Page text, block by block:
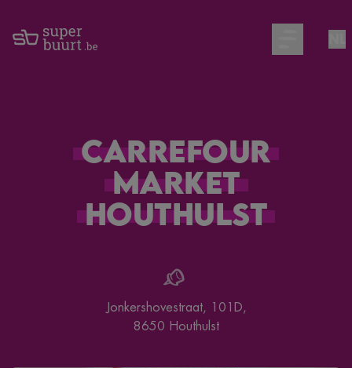
Open main
Carrefour
Market
Houthulst
Jonkershovestraat, 101D,
8650 Houthulst